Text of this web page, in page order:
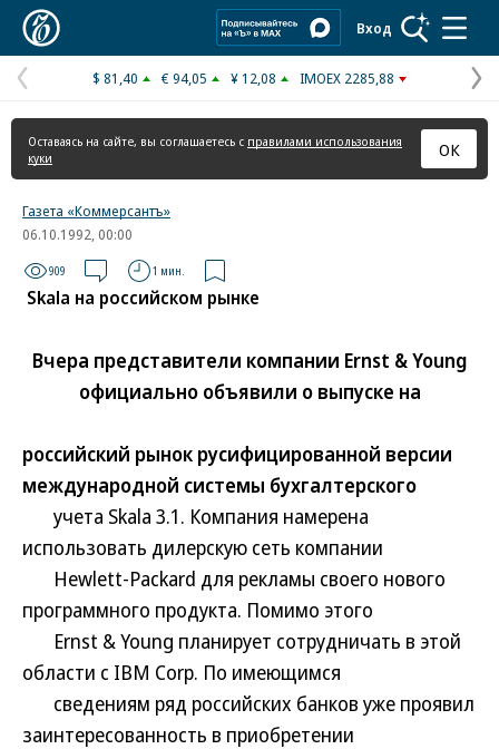
Вход
Предыдущая
страница
$ 81,40 € 94,05 ¥ 12,08 IMOEX 2285,88
Оставаясь на сайте, вы соглашаетесь с правилами использования
куки
ОК
Газета «Коммерсантъ»
06.10.1992, 00:00
909 1 мин.
Skala на российском рынке
Вчера представители компании Ernst & Young
официально объявили о выпуске на
российский рынок русифицированной версии
международной системы бухгалтерского
учета Skala 3.1. Компания намерена
использовать дилерскую сеть компании
Hewlett-Paсkard для рекламы своего нового
программного продукта. Помимо этого
Ernst & Young планирует сотрудничать в этой
области с IBM Corp. По имеющимся
сведениям ряд российских банков уже проявил
заинтересованность в приобретении